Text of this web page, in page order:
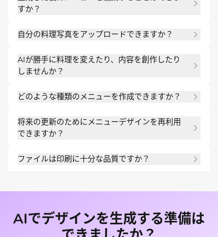
すが、約3〜5個のデザインを生成し、透かしなしで
すか？
話形式で変更を加えたり、マニュアルエディターを
で、ピクセル単位の正確な調整が可能です。
自分の料理写真をアップロードできますか？
ェントがそれらをフレームに収め、ディナーメニュ
ーに統合します。料理の見た目の素晴らしさをその
AIが勝手に料理を変えたり、内容を創作したり
しませんか？
に従います。最終的なコンテンツは完全に君がコン
ートする前に、すべてを確認・編集できます。
どのような種類のメニューを作成できますか？
ー、ランチメニュー、ブランチメニュー、バーやカ
クテルのメニュー、カフェメニュー、ホテルメニュ
など、ほぼすべての種類のメニューを作成できま
将来の更新のためにメニューデザインを再利用
できますか？
すべてのデザインを確認できます。料理や価格、季
ファイルは印刷に十分な品質ですか？
AIでデザインを生成する準備は